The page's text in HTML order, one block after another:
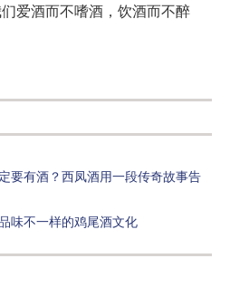
爱酒而不嗜酒，饮酒而不醉
要有酒？西凤酒用一段传奇故事告
味不一样的鸡尾酒文化